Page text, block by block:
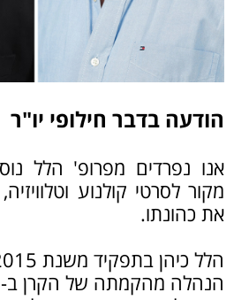
הודעה בדבר חילופי יו"ר
אנו נפרדים מפרופ' הלל
מקור לסרטי קולנוע
את כהונתו.